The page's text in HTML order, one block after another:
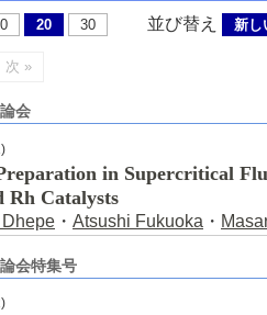
20 30 並び替え 新し
次 »
会
in Supercritical
Rh Catalysts
Dhepe ・ Atsushi Fukuoka ・
会特集号